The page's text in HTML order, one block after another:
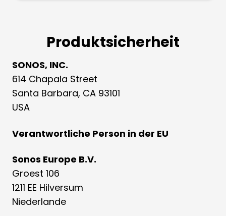
Produktsicherheit
SONOS, INC.
614 Chapala Street
Santa Barbara, CA 93101
USA
Verantwortliche Person in der EU
Sonos Europe B.V.
Groest 106
1211 EE Hilversum
Niederlande